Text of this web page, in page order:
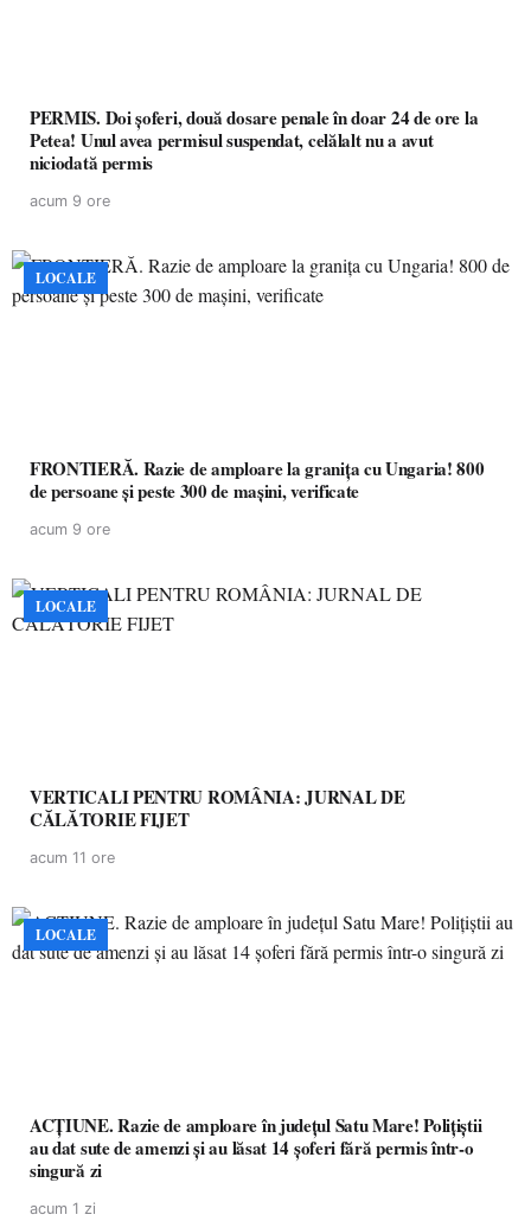
PERMIS. Doi șoferi, două dosare penale în doar 24 de ore la
Petea! Unul avea permisul suspendat, celălalt nu a avut
niciodată permis
acum 9 ore
LOCALE
FRONTIERĂ. Razie de amploare la granița cu Ungaria! 800
de persoane și peste 300 de mașini, verificate
acum 9 ore
LOCALE
VERTICALI PENTRU ROMÂNIA: JURNAL DE
CĂLĂTORIE FIJET
acum 11 ore
LOCALE
ACȚIUNE. Razie de amploare în județul Satu Mare! Polițiștii
au dat sute de amenzi și au lăsat 14 șoferi fără permis într-o
singură zi
acum 1 zi